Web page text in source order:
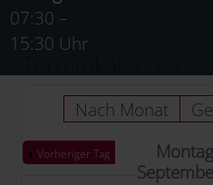
07:30 –
15:30 Uhr
Nach Monat
Vorheriger Tag